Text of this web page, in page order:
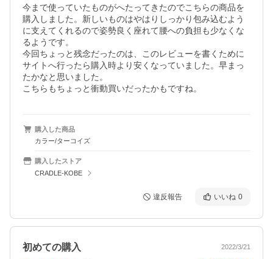
今まで使っていたものがへたってきたのでこちらの商品を
購入しました。新しいものはやはりしっかり包み込むよう
に支えてくれるので姿勢良く座れて腰への負担も少なくな
るようです。
今回ちょっと残念だったのは、このレビューを書くために
サイトへ行ったら購入時より安くなっていました。早まっ
たかなと思いました。
こちらもちょっと衝動買いだったかもですね。
購入した商品
カラー/ターコイズ
購入したストア
CRADLE-KOBE
違反報告 いいね 0
初めての購入 2022/3/21